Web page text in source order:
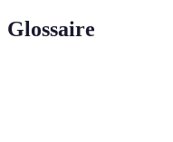
Glossaire